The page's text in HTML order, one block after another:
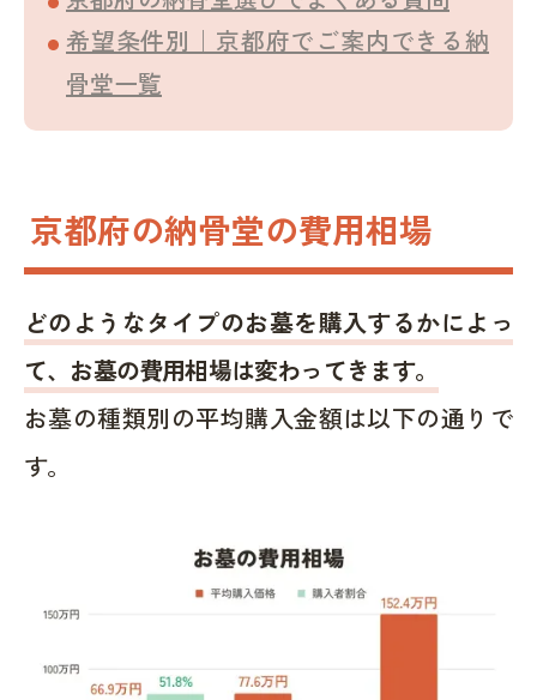
希望条件別｜京都府でご案内できる納
骨堂一覧
京都府の納骨堂の費用相場
どのようなタイプのお墓を購入するかによっ
て、お墓の費用相場は変わってきます。
お墓の種類別の平均購入金額は以下の通りで
す。